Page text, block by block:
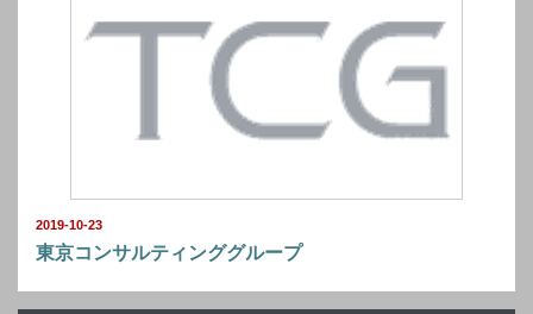
2019-10-23
東京コンサルティンググループ